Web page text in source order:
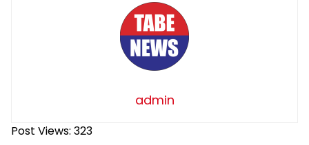
admin
Post Views: 323